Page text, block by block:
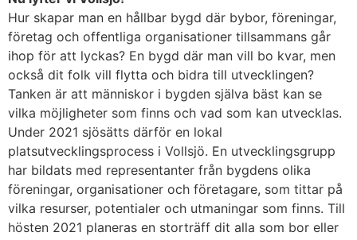
Hur skapar man en hållbar bygd där bybor, föreningar,
företag och offentliga organisationer tillsammans går
ihop för att lyckas? En bygd där man vill bo kvar, men
också dit folk vill flytta och bidra till utvecklingen?
Tanken är att människor i bygden själva bäst kan se
vilka möjligheter som finns och vad som kan utvecklas.
Under 2021 sjösätts därför en lokal
platsutvecklingsprocess i Vollsjö. En utvecklingsgrupp
har bildats med representanter från bygdens olika
föreningar, organisationer och företagare, som tittar på
vilka resurser, potentialer och utmaningar som finns. Till
hösten 2021 planeras en storträff dit alla som bor eller